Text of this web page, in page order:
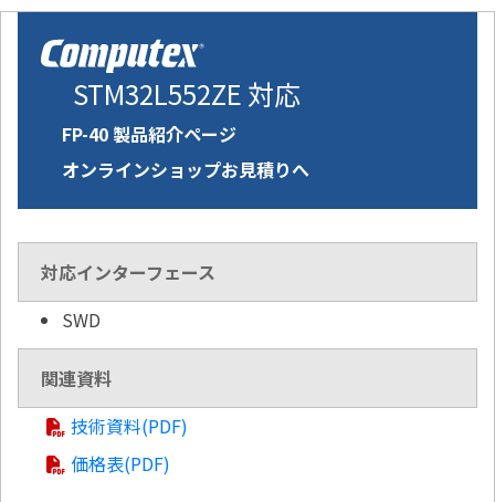
STM32L552ZE 対応
FP-40 製品紹介ページ
オンラインショップお見積りへ
対応インターフェース
SWD
関連資料
技術資料(PDF)
価格表(PDF)